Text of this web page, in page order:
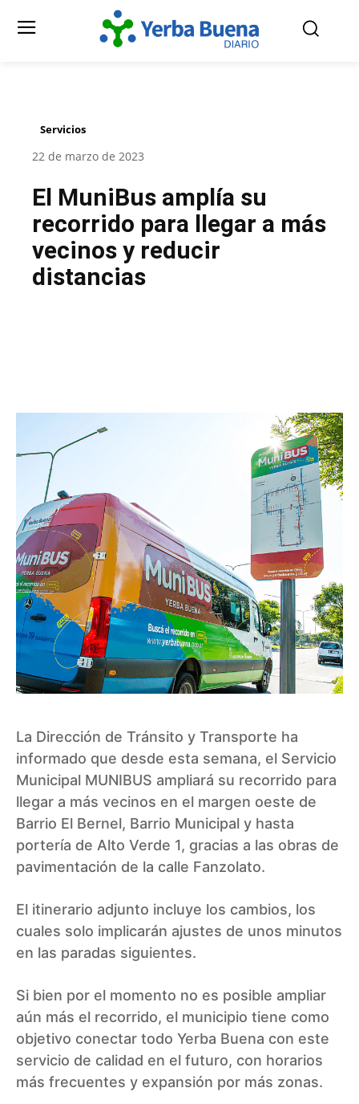
Servicios
22 de marzo de 2023
El MuniBus amplía su
recorrido para llegar a más
vecinos y reducir
distancias
La Dirección de Tránsito y Transporte ha
informado que desde esta semana, el Servicio
Municipal MUNIBUS ampliará su recorrido para
llegar a más vecinos en el margen oeste de
Barrio El Bernel, Barrio Municipal y hasta
portería de Alto Verde 1, gracias a las obras de
pavimentación de la calle Fanzolato.
El itinerario adjunto incluye los cambios, los
cuales solo implicarán ajustes de unos minutos
en las paradas siguientes.
Si bien por el momento no es posible ampliar
aún más el recorrido, el municipio tiene como
objetivo conectar todo Yerba Buena con este
servicio de calidad en el futuro, con horarios
más frecuentes y expansión por más zonas.